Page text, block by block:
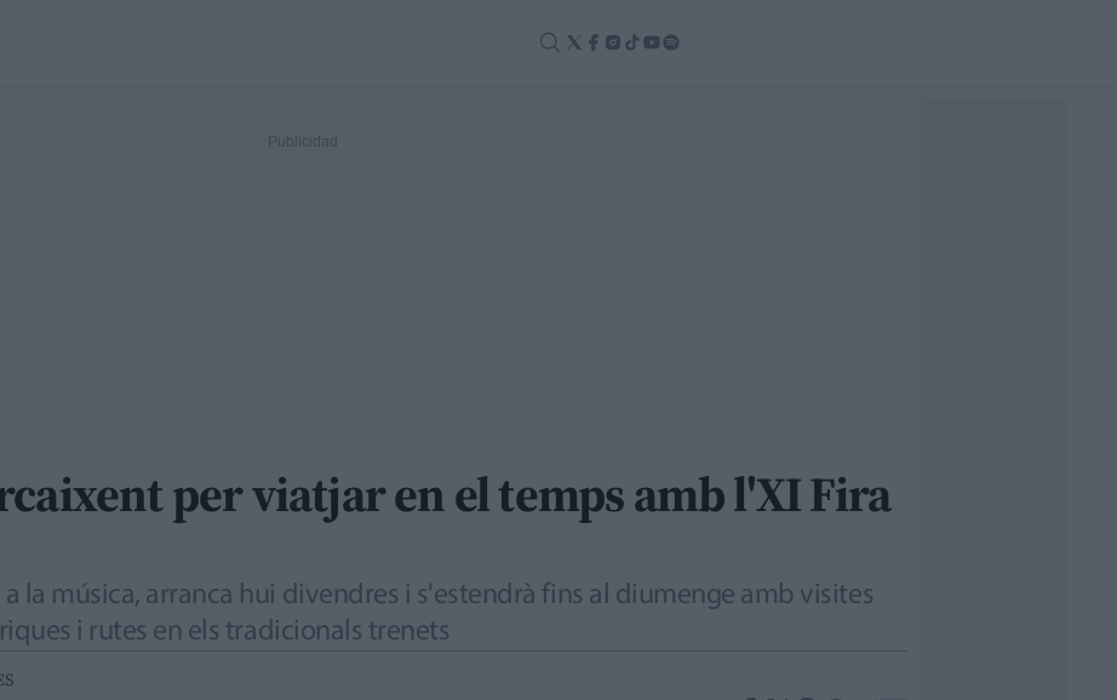
per viatjar en el temps amb l'XI Fira
la música, arranca hui divendres i s'estendrà fins al diumenge amb visites
i rutes en els tradicionals trenets